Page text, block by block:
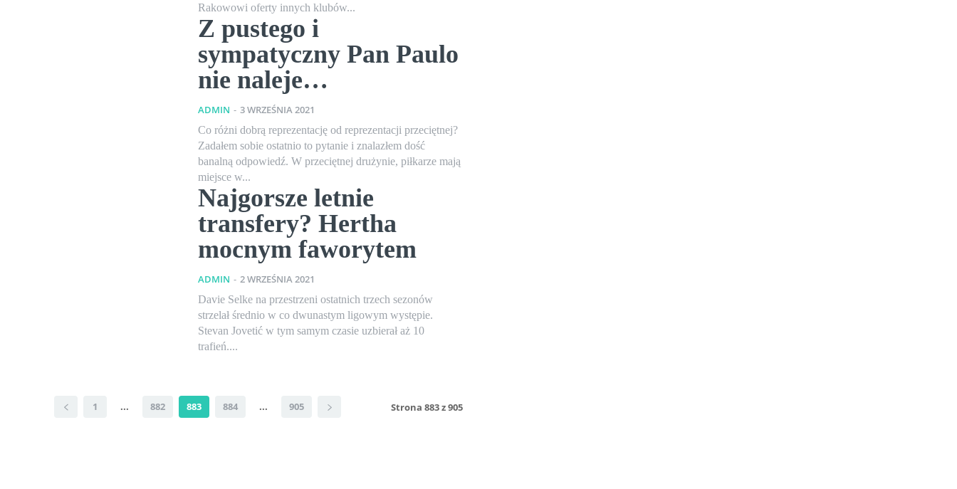
Rakowowi oferty innych klubów...
Z pustego i
sympatyczny Pan Paulo
nie naleje…
ADMIN - 3 WRZEŚNIA 2021
Co różni dobrą reprezentację od reprezentacji przeciętnej?
Zadałem sobie ostatnio to pytanie i znalazłem dość
banalną odpowiedź. W przeciętnej drużynie, piłkarze mają
miejsce w...
Najgorsze letnie
transfery? Hertha
mocnym faworytem
ADMIN - 2 WRZEŚNIA 2021
Davie Selke na przestrzeni ostatnich trzech sezonów
strzelał średnio w co dwunastym ligowym występie.
Stevan Jovetić w tym samym czasie uzbierał aż 10
trafień....
1 ... 882 883 884 ... 905 Strona 883 z 905